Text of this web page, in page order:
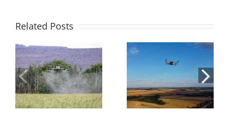
Related Posts
สอบใบอนุญาตบิน
โดรน 2026: ขั้น
ตอน ค่าใช้จ่าย
โดรนเพื่อ
การเกษตร: 7 ข้อดี
และประโยชน์ที่
ช่วยลดต้นทุนและ